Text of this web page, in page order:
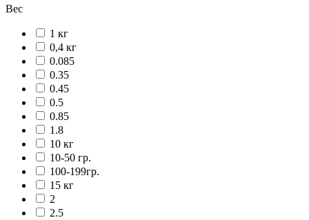
Вес
1 кг
0,4 кг
0.085
0.35
0.45
0.5
0.85
1.8
10 кг
10-50 гр.
100-199гр.
15 кг
2
2.5